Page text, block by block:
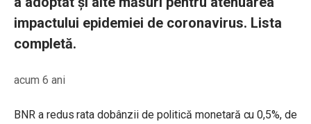
impactului epidemiei de coronavirus. Lista
completă.
acum 6 ani
BNR a redus rata dobânzii de politică monetară cu 0,5%, de